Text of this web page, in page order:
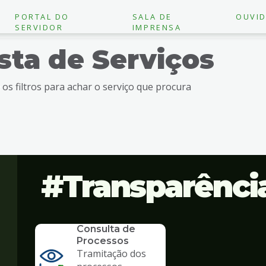
PORTAL DO
SERVIDOR
SALA DE
IMPRENSA
de Serviços
os filtros para achar o serviço que procura
Consulta de
Processos
Tramitação dos